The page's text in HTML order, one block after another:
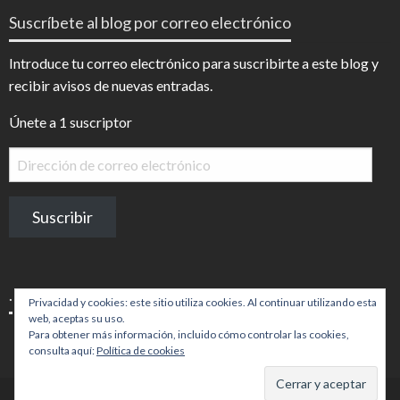
en en
Suscríbete al blog por correo electrónico
Introduce tu correo electrónico para suscribirte a este blog y
recibir avisos de nuevas entradas.
Únete a 1 suscriptor
Dirección
de
electrónico
Suscribir
.
Privacidad y cookies: este sitio utiliza cookies. Al continuar utilizando esta
web, aceptas su uso.
Para obtener más información, incluido cómo controlar las cookies,
consulta aquí:Política de cookies